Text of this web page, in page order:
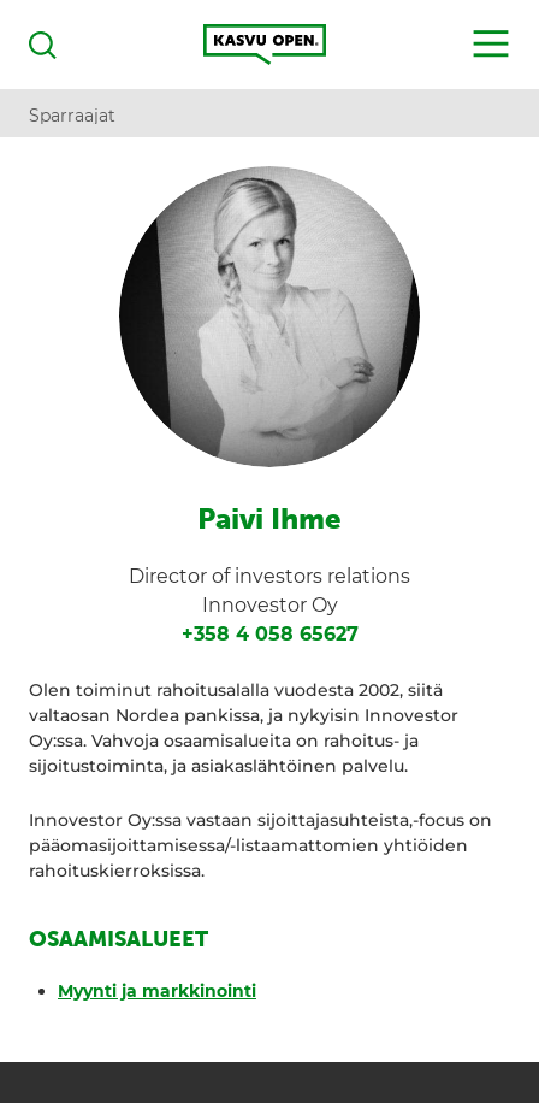
Haku
Kasvu Open
MENU
Sparraajat
Paivi Ihme
Director of investors relations
Innovestor Oy
+358 4 058 65627
Olen toiminut rahoitusalalla vuodesta 2002, siitä
valtaosan Nordea pankissa, ja nykyisin Innovestor
Oy:ssa. Vahvoja osaamisalueita on rahoitus- ja
sijoitustoiminta, ja asiakaslähtöinen palvelu.
Innovestor Oy:ssa vastaan sijoittajasuhteista,-focus on
pääomasijoittamisessa/-listaamattomien yhtiöiden
rahoituskierroksissa.
OSAAMISALUEET
Myynti ja markkinointi